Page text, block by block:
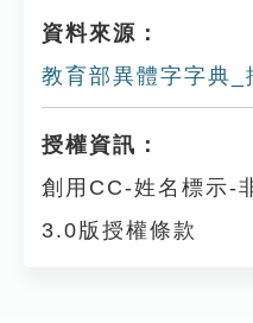
資料來源：
教育部異體字字典_
授權資訊：
創用CC-姓名標示-
3.0版授權條款